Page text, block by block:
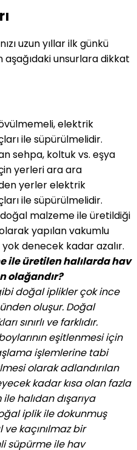
uzun yıllar ilk günkü
aşağıdaki unsurlara dikkat
elektrik
ile süpürülmelidir.
sehpa, koltuk vs. eşya
yerleri ara ara
yerler elektrik
ile süpürülmelidir.
doğal malzeme ile üretildiği
yapılan vakumlu
denecek kadar azalır.
ile üretilen halılarda hav
olağandır?
doğal iplikler çok ince
oluşur. Doğal
sınırlı ve farklıdır.
eşitlenmesi için
işlemlerine tabi
olarak adlandırılan
kadar kısa olan fazla
halıdan dışarıya
iplik ile dokunmuş
kaçınılmaz bir
süpürme ile hav